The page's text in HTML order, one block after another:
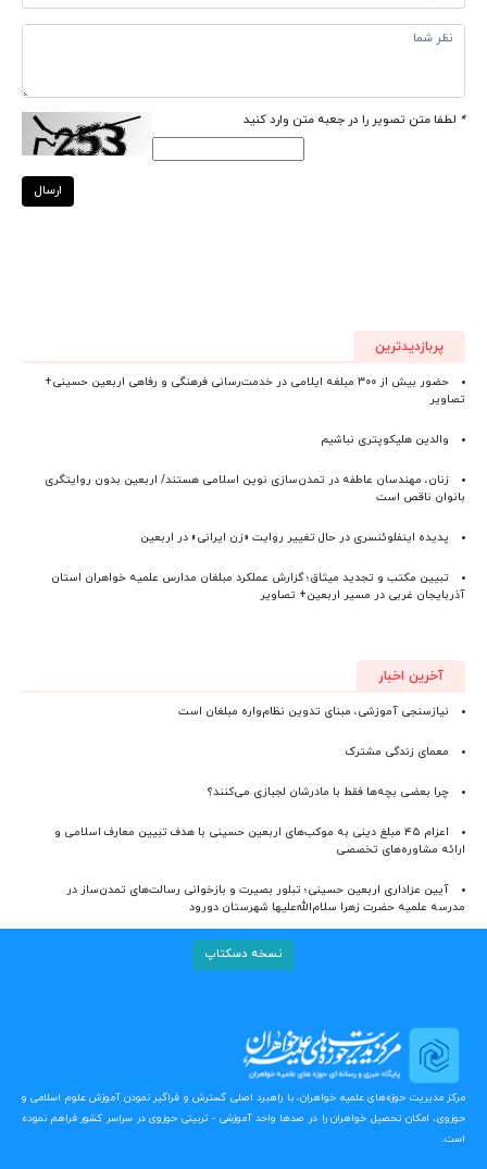
* لطفا متن تصویر را در جعبه متن وارد کنید
ارسال
پربازدیدترین
حضور بیش از ۳۰۰ مبلغه ایلامی در خدمت‌رسانی فرهنگی و رفاهی اربعین حسینی+
تصاویر
والدین هلیکوپتری نباشیم
زنان، مهندسان عاطفه در تمدن‌سازی نوین اسلامی هستند/ اربعین بدون روایتگری
بانوان ناقص است
پدیده اینفلوئنسری در حال تغییر روایت «زن ایرانی» در اربعین
تبیین مکتب و تجدید میثاق؛ گزارش عملکرد مبلغان مدارس علمیه خواهران استان
آذربایجان‌ غربی در مسیر اربعین+ تصاویر
آخرین اخبار
نیازسنجی آموزشی، مبنای تدوین نظام‌واره مبلغان است
معمای زندگی مشترک
چرا بعضی بچه‌ها فقط با مادرشان لجبازی می‌کنند؟
اعزام ۴۵ مبلغ دینی به موکب‌های اربعین حسینی با هدف تبیین معارف اسلامی و
ارائه مشاوره‌های تخصصی
آیین عزاداری اربعین حسینی؛ تبلور بصیرت و بازخوانی رسالت‌های تمدن‌ساز در
مدرسه علمیه حضرت زهرا سلام‌الله‌علیها شهرستان دورود
نسخه دسکتاپ
مرکز مدیریت حوزه‌های علمیه خواهران، با راهبرد اصلی گسترش و فراگیر نمودن آموزش علوم اسلامی و
حوزوی، امکان تحصیل خواهران را در صدها واحد آموزشی - تربیتی حوزوی در سراسر کشور فراهم نموده
است.